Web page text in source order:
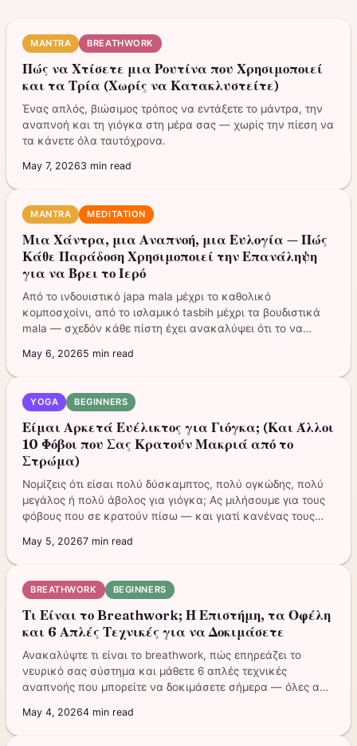
MANTRA BREATHWORK
Πώς να Χτίσετε μια Ρουτίνα που Χρησιμοποιεί
και τα Τρία (Χωρίς να Κατακλυστείτε)
Ένας απλός, βιώσιμος τρόπος να εντάξετε το μάντρα, την
αναπνοή και τη γιόγκα στη μέρα σας — χωρίς την πίεση να
τα κάνετε όλα ταυτόχρονα.
May 7, 20263 min read
MANTRA MEDITATION
Μια Χάντρα, μια Αναπνοή, μια Ευλογία — Πώς
Κάθε Παράδοση Χρησιμοποιεί την Επανάληψη
για να Βρει το Ιερό
Από το ινδουιστικό japa mala μέχρι το καθολικό
κομποσχοίνι, από το ισλαμικό tasbih μέχρι τα βουδιστικά
mala — σχεδόν κάθε πίστη έχει ανακαλύψει ότι το να
May 6, 20265 min read
YOGA BEGINNERS
Είμαι Αρκετά Ευέλικτος για Γιόγκα; (Και Άλλοι
10 Φόβοι που Σας Κρατούν Μακριά από το
Στρώμα)
Νομίζεις ότι είσαι πολύ δύσκαμπτος, πολύ ογκώδης, πολύ
μεγάλος ή πολύ άβολος για γιόγκα; Ας μιλήσουμε για τους
φόβους που σε κρατούν πίσω — και γιατί κανένας τους
May 5, 20267 min read
BREATHWORK BEGINNERS
Τι Είναι το Breathwork; Η Επιστήμη, τα Οφέλη
και 6 Απλές Τεχνικές για να Δοκιμάσετε
Ανακαλύψτε τι είναι το breathwork, πώς επηρεάζει το
νευρικό σας σύστημα και μάθετε 6 απλές τεχνικές
αναπνοής που μπορείτε να δοκιμάσετε σήμερα — όλες από
May 4, 20264 min read